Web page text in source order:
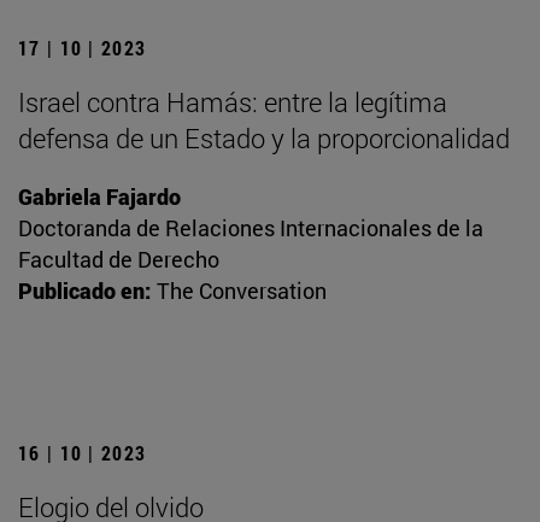
17 | 10 | 2023
Israel contra Hamás: entre la legítima
defensa de un Estado y la proporcionalidad
Gabriela Fajardo
Doctoranda de Relaciones Internacionales de la
Facultad de Derecho
Publicado en: The Conversation
16 | 10 | 2023
Elogio del olvido